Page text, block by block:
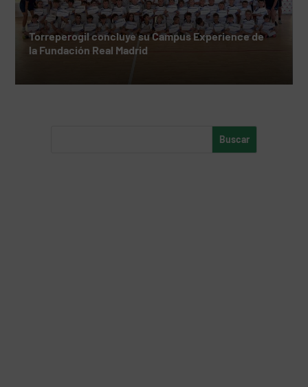
Torreperogil concluye su Campus Experience de
la Fundación Real Madrid